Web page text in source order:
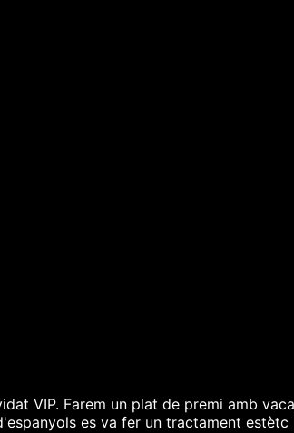
VIP. Farem un plat de premi amb
es va fer un tractament estètc